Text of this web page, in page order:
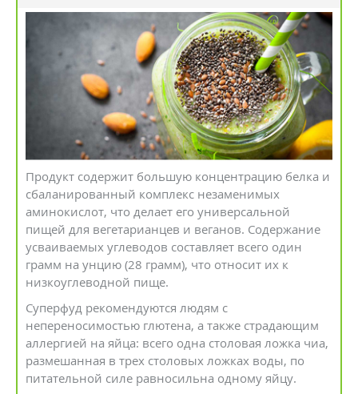
Продукт содержит большую концентрацию белка и
сбаланированный комплекс незаменимых
аминокислот, что делает его универсальной
пищей для вегетарианцев и веганов. Содержание
усваиваемых углеводов составляет всего один
грамм на унцию (28 грамм), что относит их к
низкоуглеводной пище.
Суперфуд рекомендуются людям с
непереносимостью глютена, а также страдающим
аллергией на яйца: всего одна столовая ложка чиа,
размешанная в трех столовых ложках воды, по
питательной силе равносильна одному яйцу.